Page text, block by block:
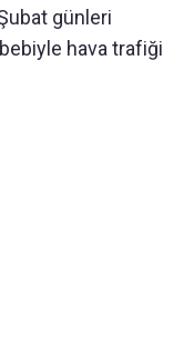
günleri
hava trafiği